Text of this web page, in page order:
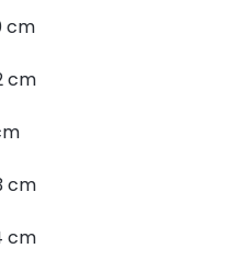
cm
cm
cm
cm